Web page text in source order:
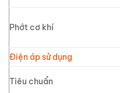
Phớt cơ khí
Điện áp sử dụng
Tiêu chuẩn